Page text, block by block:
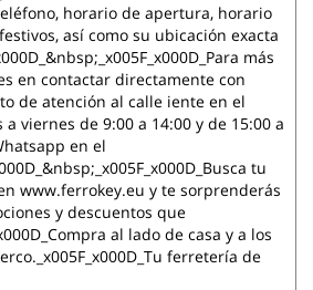
horario de apertura, horario
así como su ubicación exacta
más
en contactar directamente con
de atención al calle iente en el
viernes de 9:00 a 14:00 y de 15:00 a
en el
tu
www.ferrokey.eu y te sorprenderás
y descuentos que
al lado de casa y a los
ferretería de